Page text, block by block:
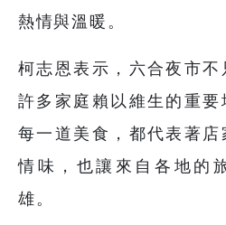
熱情與溫暖。
柯志恩表示，六合夜市
許多家庭賴以維生的重要
每一道美食，都代表著店
情味，也讓來自各地的
雄。